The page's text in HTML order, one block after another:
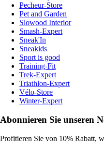
Pecheur-Store
Pet and Garden
Slowood Interior
Smash-Expert
Sneak'In
Sneakids
Sport is good
Training-Fit
Trek-Expert
Triathlon-Expert
Vélo-Store
Winter-Expert
Abonnieren Sie unseren
Profitieren Sie von 10% Rabatt,